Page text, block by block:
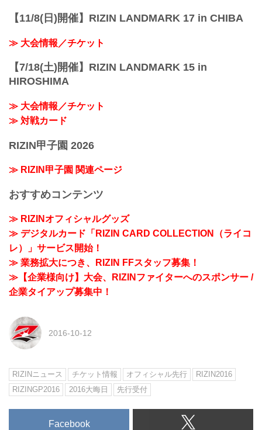
【11/8(日)開催】RIZIN LANDMARK 17 in CHIBA
≫ 大会情報／チケット
【7/18(土)開催】RIZIN LANDMARK 15 in
HIROSHIMA
≫ 大会情報／チケット
≫ 対戦カード
RIZIN甲子園 2026
≫ RIZIN甲子園 関連ページ
おすすめコンテンツ
≫ RIZINオフィシャルグッズ
≫ デジタルカード「RIZIN CARD COLLECTION（ライコ
レ）」サービス開始！
≫ 業務拡大につき、RIZIN FFスタッフ募集！
≫【企業様向け】大会、RIZINファイターへのスポンサー /
企業タイアップ募集中！
2016-10-12
RIZINニュース チケット情報 オフィシャル先行
RIZIN2016
RIZINGP2016
2016大晦日 先行受付
Facebook